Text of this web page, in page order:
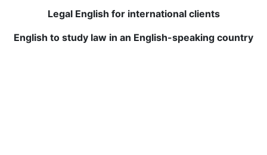
Обязательно попробуйте!
Legal English for international clients
English to study law in an English-speaking country